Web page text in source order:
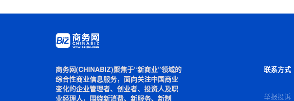
商务网(CHINABIZ)聚焦于“新商业”领域的
综合性商业信息服务，面向关注中国商业
变化的企业管理者、创业者、投资人及职
业经理人，围绕新消费、新服务、新制
联系方式
举报投诉